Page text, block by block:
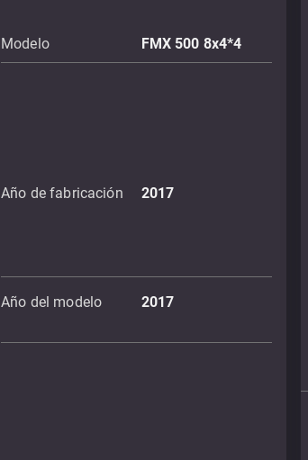
Modelo FMX 500 8x4*4
Año de fabricación 2017
Año del modelo 2017